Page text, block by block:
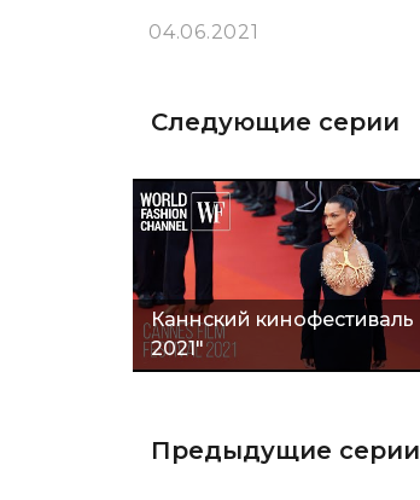
04.06.2021
Следующие серии
Каннский кинофестиваль
2021"
Предыдущие серии